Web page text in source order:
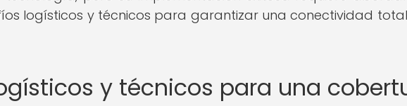
logísticos y técnicos para garantizar una conectividad
y técnicos para una